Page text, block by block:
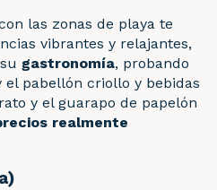
las zonas de playa te
vibrantes y relajantes,
gastronomía, probando
el pabellón criollo y bebidas
y el guarapo de papelón
realmente